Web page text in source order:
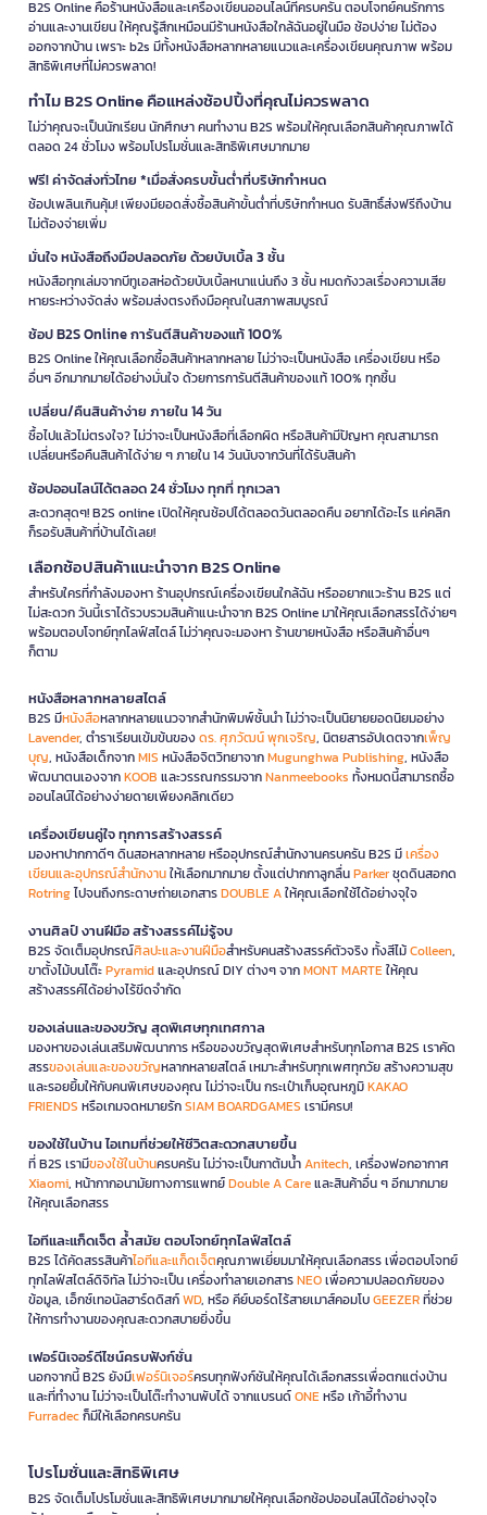
B2S Online คือร้านหนังสือและเครื่องเขียนออนไลน์ที่ครบครัน ตอบโจทย์คนรักการ
อ่านและงานเขียน ให้คุณรู้สึกเหมือนมีร้านหนังสือใกล้ฉันอยู่ในมือ ช้อปง่าย ไม่ต้อง
ออกจากบ้าน เพราะ b2s มีทั้งหนังสือหลากหลายแนวและเครื่องเขียนคุณภาพ พร้อม
สิทธิพิเศษที่ไม่ควรพลาด!
ทำไม B2S Online คือแหล่งช้อปปิ้งที่คุณไม่ควรพลาด
ไม่ว่าคุณจะเป็นนักเรียน นักศึกษา คนทำงาน B2S พร้อมให้คุณเลือกสินค้าคุณภาพได้
ตลอด 24 ชั่วโมง พร้อมโปรโมชั่นและสิทธิพิเศษมากมาย
ฟรี! ค่าจัดส่งทั่วไทย *เมื่อสั่งครบขั้นต่ำที่บริษัทกำหนด
ช้อปเพลินเกินคุ้ม! เพียงมียอดสั่งซื้อสินค้าขั้นต่ำที่บริษัทกำหนด รับสิทธิ์ส่งฟรีถึงบ้าน
ไม่ต้องจ่ายเพิ่ม
มั่นใจ หนังสือถึงมือปลอดภัย ด้วยบับเบิ้ล 3 ชั้น
หนังสือทุกเล่มจากบีทูเอสห่อด้วยบับเบิ้ลหนาแน่นถึง 3 ชั้น หมดกังวลเรื่องความเสีย
หายระหว่างจัดส่ง พร้อมส่งตรงถึงมือคุณในสภาพสมบูรณ์
ช้อป B2S Online การันตีสินค้าของแท้ 100%
B2S Online ให้คุณเลือกซื้อสินค้าหลากหลาย ไม่ว่าจะเป็นหนังสือ เครื่องเขียน หรือ
อื่นๆ อีกมากมายได้อย่างมั่นใจ ด้วยการการันตีสินค้าของแท้ 100% ทุกชิ้น
เปลี่ยน/คืนสินค้าง่าย ภายใน 14 วัน
ซื้อไปแล้วไม่ตรงใจ? ไม่ว่าจะเป็นหนังสือที่เลือกผิด หรือสินค้ามีปัญหา คุณสามารถ
เปลี่ยนหรือคืนสินค้าได้ง่าย ๆ ภายใน 14 วันนับจากวันที่ได้รับสินค้า
ช้อปออนไลน์ได้ตลอด 24 ชั่วโมง ทุกที่ ทุกเวลา
สะดวกสุดๆ! B2S online เปิดให้คุณช้อปได้ตลอดวันตลอดคืน อยากได้อะไร แค่คลิก
ก็รอรับสินค้าที่บ้านได้เลย!
เลือกช้อปสินค้าแนะนำจาก B2S Online
สำหรับใครที่กำลังมองหา ร้านอุปกรณ์เครื่องเขียนใกล้ฉัน หรืออยากแวะร้าน B2S แต่
ไม่สะดวก วันนี้เราได้รวบรวมสินค้าแนะนำจาก B2S Online มาให้คุณเลือกสรรได้ง่ายๆ
พร้อมตอบโจทย์ทุกไลฟ์สไตล์ ไม่ว่าคุณจะมองหา ร้านขายหนังสือ หรือสินค้าอื่นๆ
ก็ตาม
หนังสือหลากหลายสไตล์
B2S มีหนังสือหลากหลายแนวจากสำนักพิมพ์ชั้นนำ ไม่ว่าจะเป็นนิยายยอดนิยมอย่าง
Lavender, ตำราเรียนเข้มข้นของดร. ศุภวัฒน์ พุกเจริญ, นิตยสารอัปเดตจากเพ็ญ
บุญ, หนังสือเด็กจากMIS หนังสือจิตวิทยาจากMugunghwa Publishing, หนังสือ
พัฒนาตนเองจากKOOB และวรรณกรรมจากNanmeebooks ทั้งหมดนี้สามารถซื้อ
ออนไลน์ได้อย่างง่ายดายเพียงคลิกเดียว
เครื่องเขียนคู่ใจ ทุกการสร้างสรรค์
มองหาปากกาดีๆ ดินสอหลากหลาย หรืออุปกรณ์สำนักงานครบครัน B2S มีเครื่อง
เขียนและอุปกรณ์สำนักงานให้เลือกมากมาย ตั้งแต่ปากกาลูกลื่นParkerชุดดินสอกด
Rotringไปจนถึงกระดาษถ่ายเอกสารDOUBLE Aให้คุณเลือกใช้ได้อย่างจุใจ
งานศิลป์ งานฝีมือ สร้างสรรค์ไม่รู้จบ
B2S จัดเต็มอุปกรณ์ศิลปะและงานฝีมือสำหรับคนสร้างสรรค์ตัวจริง ทั้งสีไม้Colleen,
ขาตั้งไม้บนโต๊ะPyramidและอุปกรณ์ DIY ต่างๆ จากMONT MARTEให้คุณ
สร้างสรรค์ได้อย่างไร้ขีดจำกัด
ของเล่นและของขวัญ สุดพิเศษทุกเทศกาล
มองหาของเล่นเสริมพัฒนาการ หรือของขวัญสุดพิเศษสำหรับทุกโอกาส B2S เราคัด
สรรของเล่นและของขวัญหลากหลายสไตล์ เหมาะสำหรับทุกเพศทุกวัย สร้างความสุข
และรอยยิ้มให้กับคนพิเศษของคุณ ไม่ว่าจะเป็น กระเป๋าเก็บอุณหภูมิKAKAO
FRIENDS หรือเกมจดหมายรักSIAM BOARDGAMES เรามีครบ!
ของใช้ในบ้าน ไอเทมที่ช่วยให้ชีวิตสะดวกสบายขึ้น
ที่ B2S เรามีของใช้ในบ้านครบครัน ไม่ว่าจะเป็นกาต้มน้ำAnitech, เครื่องฟอกอากาศ
Xiaomi, หน้ากากอนามัยทางการแพทย์Double A Careและสินค้าอื่น ๆ อีกมากมาย
ให้คุณเลือกสรร
ไอทีและแก็ดเจ็ต ล้ำสมัย ตอบโจทย์ทุกไลฟ์สไตล์
B2S ได้คัดสรรสินค้าไอทีและแก็ดเจ็ตคุณภาพเยี่ยมมาให้คุณเลือกสรร เพื่อตอบโจทย์
ทุกไลฟ์สไตล์ดิจิทัล ไม่ว่าจะเป็น เครื่องทำลายเอกสารNEOเพื่อความปลอดภัยของ
ข้อมูล, เอ็กซ์เทอนัลฮาร์ดดิสก์WD, หรือ คีย์บอร์ดไร้สายเมาส์คอมโบGEEZERที่ช่วย
ให้การทำงานของคุณสะดวกสบายยิ่งขึ้น
เฟอร์นิเจอร์ดีไซน์ครบฟังก์ชั่น
นอกจากนี้ B2S ยังมีเฟอร์นิเจอร์ครบทุกฟังก์ชันให้คุณได้เลือกสรรเพื่อตกแต่งบ้าน
และที่ทำงาน ไม่ว่าจะเป็นโต๊ะทำงานพับได้ จากแบรนด์ONEหรือ เก้าอี้ทำงาน
Furradecก็มีให้เลือกครบครัน
โปรโมชั่นและสิทธิพิเศษ
B2S จัดเต็มโปรโมชั่นและสิทธิพิเศษมากมายให้คุณเลือกช้อปออนไลน์ได้อย่างจุใจ